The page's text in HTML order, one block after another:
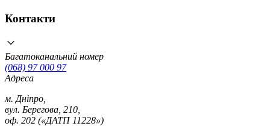
Контакти
Багатоканальний номер
(068) 97 000 97
Адреса
м. Дніпро,
вул. Берегова, 210,
оф. 202 («ДАТП 11228»)